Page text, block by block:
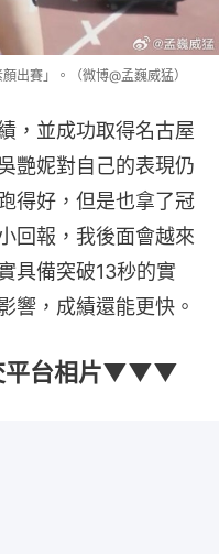
出賽」。（微博@孟巍威猛）
，並成功取得名古屋
艷妮對自己的表現仍
得好，但是也拿了冠
回報，我後面會越來
具備突破13秒的實
響，成績還能更快。
平台相片▼▼▼